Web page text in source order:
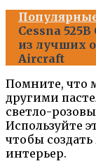
Cessna
из лучших
Aircraft
Помните, что
другими
светло-
Используйте
чтобы
интерьер.